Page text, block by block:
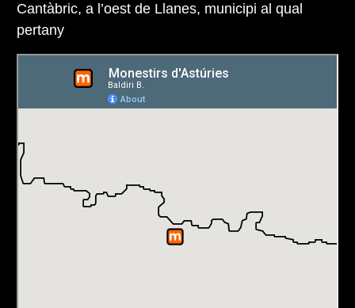
Cantàbric, a l’oest de Llanes, municipi al qual
pertany